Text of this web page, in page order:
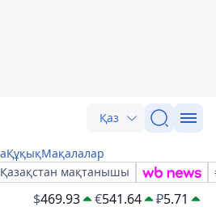
Қаз
ҚұқықМақалалар
мақтанышы
$469.93 €541.64 ₽5.71